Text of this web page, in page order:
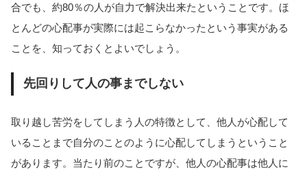
合でも、約80％の人が自力で解決出来たということです。ほ
とんどの心配事が実際には起こらなかったという事実がある
ことを、知っておくとよいでしょう。
先回りして人の事までしない
取り越し苦労をしてしまう人の特徴として、他人が心配して
いることまで自分のことのように心配してしまうということ
があります。当たり前のことですが、他人の心配事は他人に